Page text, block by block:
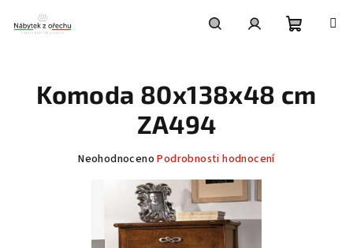
obsah
košík
Komoda 80x138x48 cm
ZA494
Průměrné
Neohodnoceno Podrobnosti hodnocení